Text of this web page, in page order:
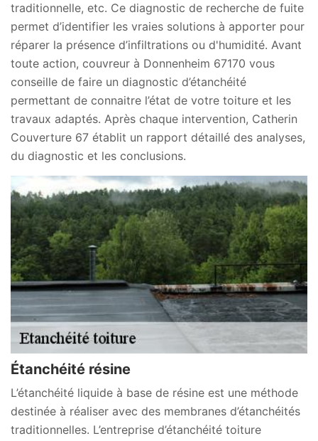
traditionnelle, etc. Ce diagnostic de recherche de fuite
permet d’identifier les vraies solutions à apporter pour
réparer la présence d’infiltrations ou d'humidité. Avant
toute action, couvreur à Donnenheim 67170 vous
conseille de faire un diagnostic d’étanchéité
permettant de connaitre l’état de votre toiture et les
travaux adaptés. Après chaque intervention, Catherin
Couverture 67 établit un rapport détaillé des analyses,
du diagnostic et les conclusions.
Étanchéité résine
L’étanchéité liquide à base de résine est une méthode
destinée à réaliser avec des membranes d’étanchéités
traditionnelles. L’entreprise d’étanchéité toiture